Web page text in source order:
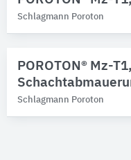
Schlagmann Poroton
POROTON® Mz-
Schlagmann Poroton